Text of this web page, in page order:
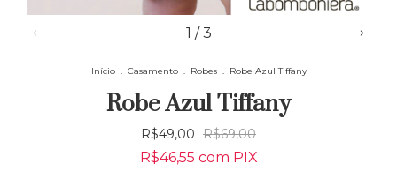
1 /3
Início . Casamento . Robes . Robe Azul Tiffany
Robe Azul Tiffany
R$49,00 R$69,00
R$46,55 com PIX